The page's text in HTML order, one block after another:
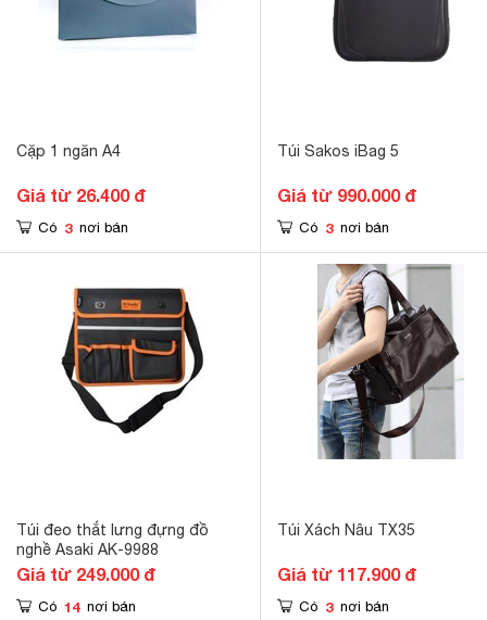
Cặp 1 ngăn A4
Giá từ 26.400 đ
Có 3 nơi bán
Túi Sakos iBag 5
Giá từ 990.000 đ
Có 3 nơi bán
Túi đeo thắt lưng đựng đồ
nghề Asaki AK-9988
Giá từ 249.000 đ
Có 14 nơi bán
Túi Xách Nâu TX35
Giá từ 117.900 đ
Có 3 nơi bán